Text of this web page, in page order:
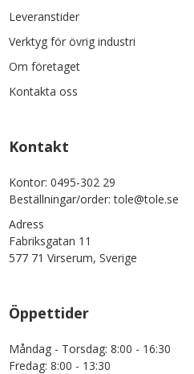
Leveranstider
Verktyg för övrig industri
Om företaget
Kontakta oss
Kontakt
Kontor: 0495-302 29
Beställningar/order: tole@tole.se
Adress
Fabriksgatan 11
577 71 Virserum, Sverige
Öppettider
Måndag - Torsdag: 8:00 - 16:30
Fredag: 8:00 - 13:30